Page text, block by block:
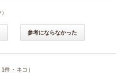
参考にならなかった
件・ネコ）